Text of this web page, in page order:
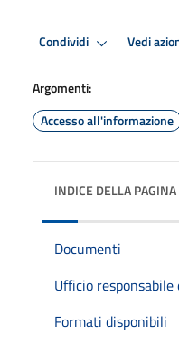
Condividi Vedi
Argomenti:
Accesso all'informazione
INDICE DELLA PAGINA
Documenti
Ufficio
Formati disponibili